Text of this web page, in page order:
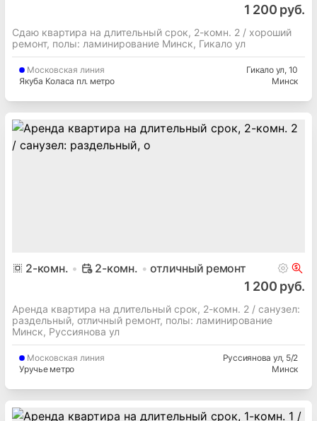
1 200 руб.
Сдаю квартира на длительный срок, 2-комн. 2 / хороший
ремонт, полы: ламинирование Минск, Гикало ул
Московская линия
Якуба Коласа пл. метро
Гикало ул, 10
Минск
2-комн. 2-комн. отличный ремонт
1 200 руб.
Аренда квартира на длительный срок, 2-комн. 2 / cанузел:
раздельный, отличный ремонт, полы: ламинирование
Минск, Руссиянова ул
Московская линия
Уручье метро
Руссиянова ул, 5/2
Минск